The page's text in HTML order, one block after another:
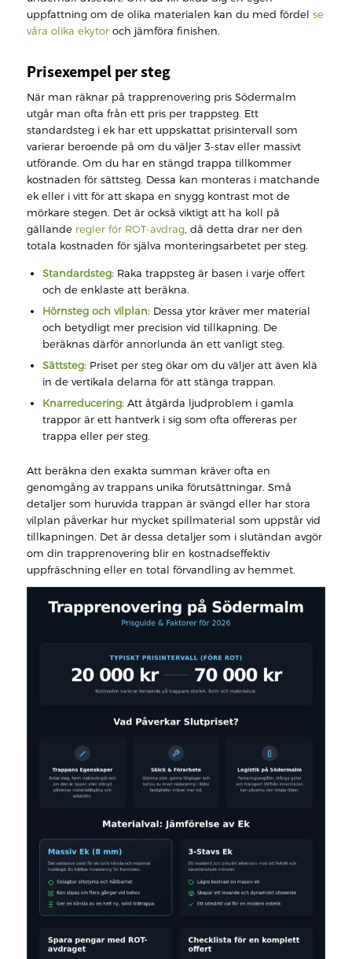
uppfattning om de olika materialen kan du med fördel se
våra olika ekytoroch jämföra finishen.
Prisexempel per steg
När man räknar på trapprenovering pris Södermalm
utgår man ofta från ett pris per trappsteg. Ett
standardsteg i ek har ett uppskattat prisintervall som
varierar beroende på om du väljer 3-stav eller massivt
utförande. Om du har en stängd trappa tillkommer
kostnaden för sättsteg. Dessa kan monteras i matchande
ek eller i vitt för att skapa en snygg kontrast mot de
mörkare stegen. Det är också viktigt att ha koll på
gällande regler för ROT-avdrag, då detta drar ner den
totala kostnaden för själva monteringsarbetet per steg.
Standardsteg:Raka trappsteg är basen i varje offert
och de enklaste att beräkna.
Hörnsteg och vilplan:Dessa ytor kräver mer material
och betydligt mer precision vid tillkapning. De
beräknas därför annorlunda än ett vanligt steg.
Sättsteg:Priset per steg ökar om du väljer att även klä
in de vertikala delarna för att stänga trappan.
Knarreducering:Att åtgärda ljudproblem i gamla
trappor är ett hantverk i sig som ofta offereras per
trappa eller per steg.
Att beräkna den exakta summan kräver ofta en
genomgång av trappans unika förutsättningar. Små
detaljer som huruvida trappan är svängd eller har stora
vilplan påverkar hur mycket spillmaterial som uppstår vid
tillkapningen. Det är dessa detaljer som i slutändan avgör
om din trapprenovering blir en kostnadseffektiv
uppfräschning eller en total förvandling av hemmet.